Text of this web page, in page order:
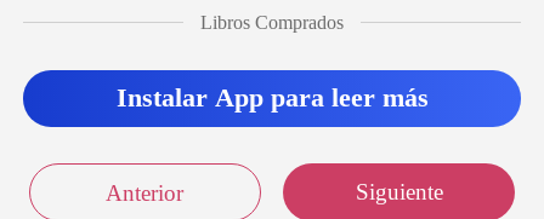
Libros Comprados
Instalar App para leer más
Anterior Siguiente